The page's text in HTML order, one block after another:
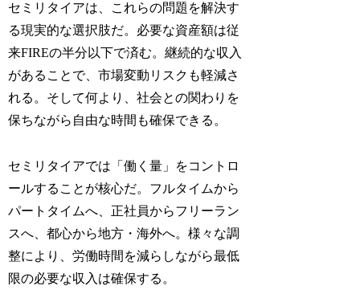
セミリタイアは、これらの問題を解決す
る現実的な選択肢だ。必要な資産額は従
来FIREの半分以下で済む。継続的な収入
があることで、市場変動リスクも軽減さ
れる。そして何より、社会との関わりを
保ちながら自由な時間も確保できる。
セミリタイアでは「働く量」をコントロ
ールすることが核心だ。フルタイムから
パートタイムへ、正社員からフリーラン
スへ、都心から地方・海外へ。様々な調
整により、労働時間を減らしながら最低
限の必要な収入は確保する。